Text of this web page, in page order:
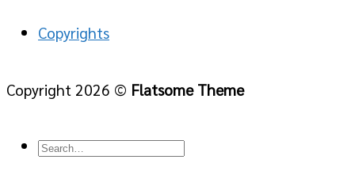
Copyrights
Copyright 2026 © Flatsome Theme